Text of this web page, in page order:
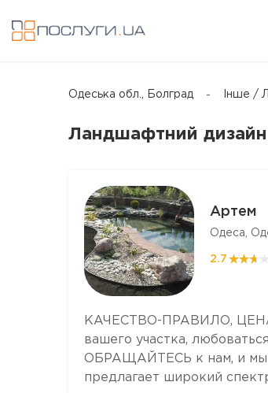
Одеська обл., Болград Інше /
Ландшафтний дизайн
Артем
Одеса,
2.7
КАЧЕСТВО-ПРАВИЛО,
вашего участка,
ОБРАЩАЙТЕСЬ к нам, и мы
предлагает широкий